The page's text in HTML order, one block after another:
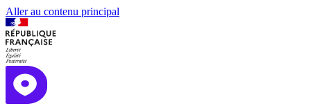
Aller au contenu principal